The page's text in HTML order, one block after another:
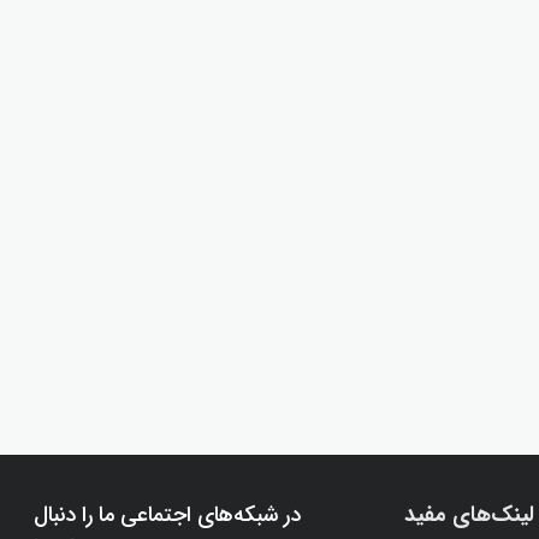
لینک‌های مفید
در شبکه‌های اجتماعی ما را دنبال